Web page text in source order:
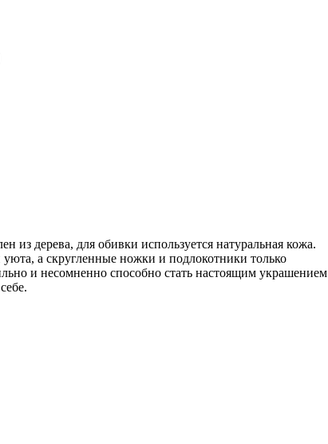
из дерева, для обивки используется натуральная кожа.
а скругленные ножки и подлокотники только
и несомненно способно стать настоящим украшением